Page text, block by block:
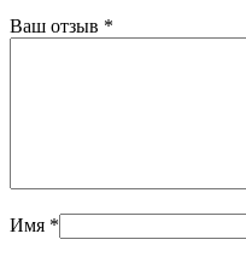
Ваш отзыв *
Имя *